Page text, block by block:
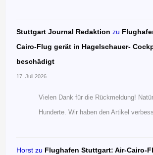
Stuttgart Journal Redaktion zu
Cairo-Flug gerät in Hagelschauer-
beschädigt
17. Juli 2026
Vielen Dank für die Rückmeldung!
Hunderte. Wir haben den Artikel
Horst zu Flughafen Stuttgart: Air-Cairo-